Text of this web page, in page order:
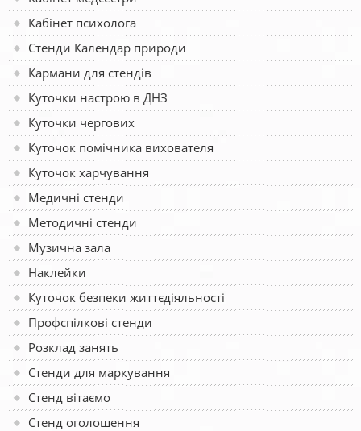
Кабінет психолога
Стенди Календар природи
Кармани для стендів
Куточки настрою в ДНЗ
Куточки чергових
Куточок помічника вихователя
Куточок харчування
Медичні стенди
Методичні стенди
Музична зала
Наклейки
Куточок безпеки життєдіяльності
Профспілкові стенди
Розклад занять
Стенди для маркування
Стенд вітаємо
Стенд оголошення